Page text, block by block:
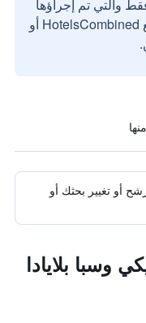
والتي تم إجراؤها
بواسطة مستخدمين حقيقيين مع HotelsCombined أو
أو تغيير بحثك أو
وسبا بلايادا